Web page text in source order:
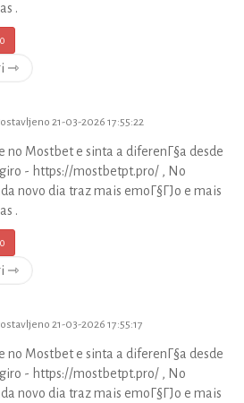
.
0
⇾
21-03-2026 17:55:22
no Mostbet e sinta a diferenГ§a desde
- https://mostbetpt.pro/ , No
novo dia traz mais emoГ§ГЈo e mais
.
0
⇾
21-03-2026 17:55:17
no Mostbet e sinta a diferenГ§a desde
- https://mostbetpt.pro/ , No
novo dia traz mais emoГ§ГЈo e mais